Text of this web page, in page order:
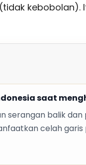
kebobolan).
saat
serangan balik
celah